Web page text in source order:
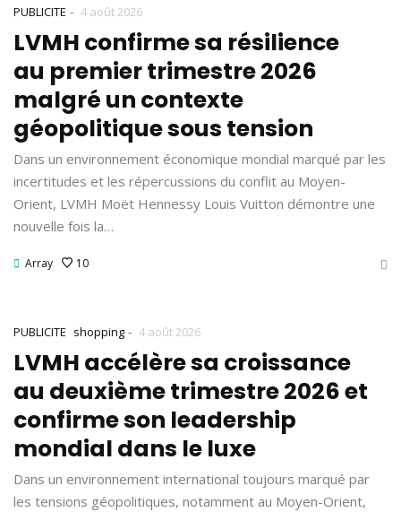
PUBLICITE - 4 août 2026
LVMH confirme sa résilience
au premier trimestre 2026
malgré un contexte
géopolitique sous tension
Dans un environnement économique mondial marqué par les
incertitudes et les répercussions du conflit au Moyen-
Orient, LVMH Moët Hennessy Louis Vuitton démontre une
nouvelle fois la…
Array 10
PUBLICITE shopping - 4 août 2026
LVMH accélère sa croissance
au deuxième trimestre 2026 et
confirme son leadership
mondial dans le luxe
Dans un environnement international toujours marqué par
les tensions géopolitiques, notamment au Moyen-Orient,